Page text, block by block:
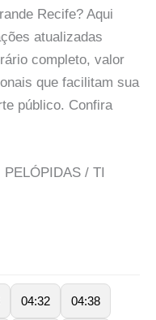
Recife? Aqui
atualizadas
completo, valor
que facilitam sua
público. Confira
/ TI
04:32 04:38